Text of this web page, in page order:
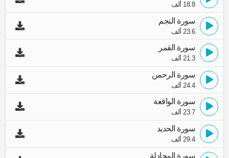
18.8 ألف
سورة النجم
23.6 ألف
سورة القمر
21.3 ألف
سورة الرحمن
24.4 ألف
سورة الواقعة
23.7 ألف
سورة الحديد
29.4 ألف
سورة المجادلة